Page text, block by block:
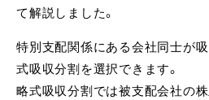
て解説しました。
特別支配関係にある会社同士が
式吸収分割を選択できます。
略式吸収分割では被支配会社の